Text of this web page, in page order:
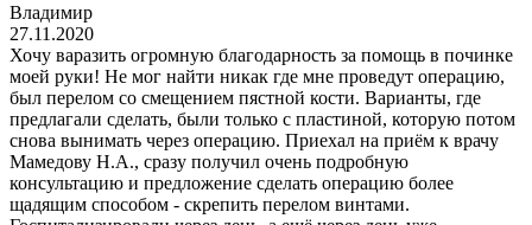
Владимир
27.11.2020
Хочу варазить огромную благодарность за помощь в починке
моей руки! Не мог найти никак где мне проведут операцию,
был перелом со смещением пястной кости. Варианты, где
предлагали сделать, были только с пластиной, которую потом
снова вынимать через операцию. Приехал на приём к врачу
Мамедову Н.А., сразу получил очень подробную
консультацию и предложение сделать операцию более
щадящим способом - скрепить перелом винтами.